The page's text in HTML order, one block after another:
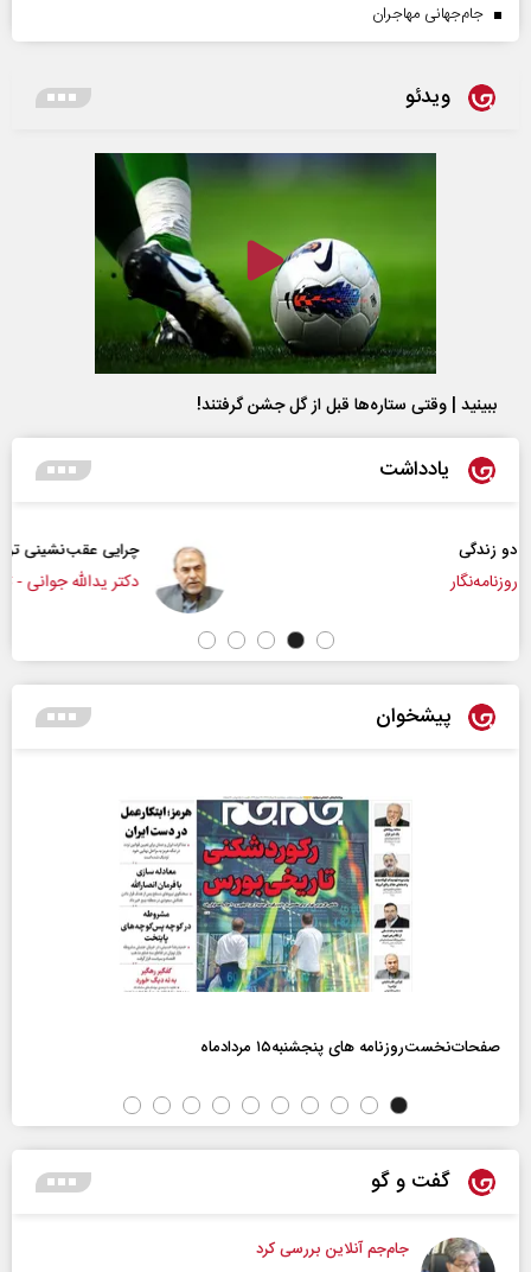
جام‌جهانی مهاجران
ویدئو
ببینید | وقتی ستاره‌ها قبل از گل جشن گرفتند!
یادداشت
چرایی عقب‌نشینی ترامپ؟
دکتر یدالله جوانی - تحلیلگر مسائل سیاسی
پیشخوان
صفحات‌نخست‌روزنامه ها‌ی پنجشنبه‌۱۵ مردادماه
گفت و گو
جام‌جم آنلاین بررسی کرد